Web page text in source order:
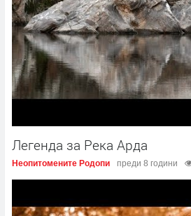
Легенда за Река Арда
Неопитомените Родопи преди 8 години